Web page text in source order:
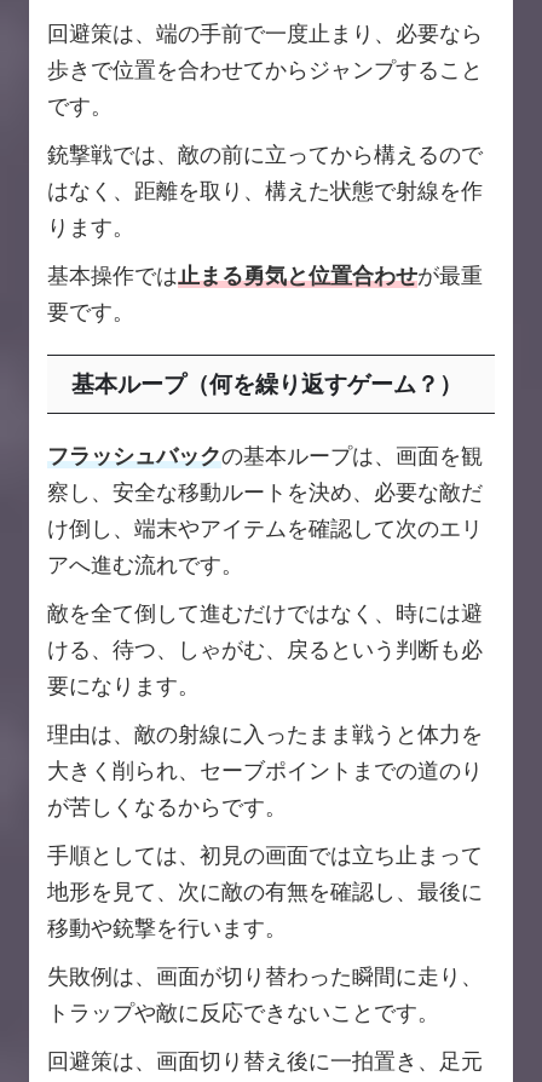
回避策は、端の手前で一度止まり、必要なら
歩きで位置を合わせてからジャンプすること
です。
銃撃戦では、敵の前に立ってから構えるので
はなく、距離を取り、構えた状態で射線を作
ります。
基本操作では止まる勇気と位置合わせが最重
要です。
基本ループ（何を繰り返すゲーム？）
フラッシュバックの基本ループは、画面を観
察し、安全な移動ルートを決め、必要な敵だ
け倒し、端末やアイテムを確認して次のエリ
アへ進む流れです。
敵を全て倒して進むだけではなく、時には避
ける、待つ、しゃがむ、戻るという判断も必
要になります。
理由は、敵の射線に入ったまま戦うと体力を
大きく削られ、セーブポイントまでの道のり
が苦しくなるからです。
手順としては、初見の画面では立ち止まって
地形を見て、次に敵の有無を確認し、最後に
移動や銃撃を行います。
失敗例は、画面が切り替わった瞬間に走り、
トラップや敵に反応できないことです。
回避策は、画面切り替え後に一拍置き、足元